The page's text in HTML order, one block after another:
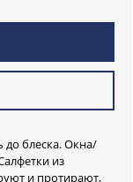
до блеска. Окна/
из
и протирают,